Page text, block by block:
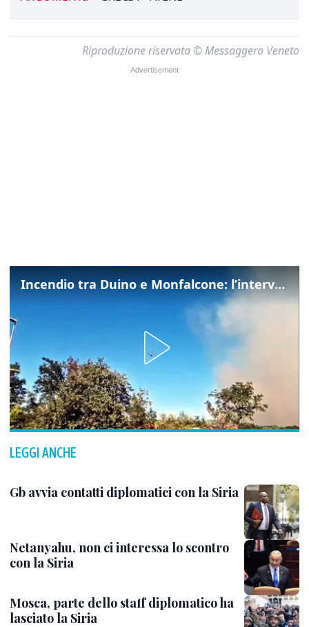
Riproduzione riservata © Messaggero Veneto
Incendio tra Duino e Monfalcone: l’intervento dei vigili del fuoco
LEGGI ANCHE
Gb avvia contatti diplomatici con la Siria
Netanyahu, non ci interessa lo scontro
con la Siria
Mosca, parte dello staff diplomatico ha
lasciato la Siria